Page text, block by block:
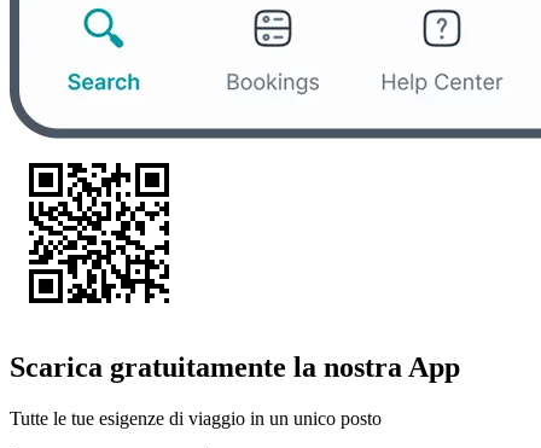
Scarica gratuitamente la nostra App
Tutte le tue esigenze di viaggio in un unico posto